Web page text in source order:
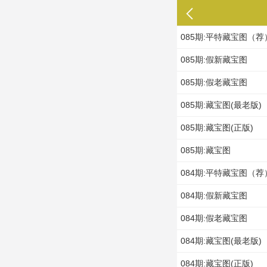
085期:平特藏宝图（荐）
085期:假新藏宝图
085期:假老藏宝图
085期:藏宝图(最老版)
085期:藏宝图(正版)
085期:藏宝图
084期:平特藏宝图（荐）
084期:假新藏宝图
084期:假老藏宝图
084期:藏宝图(最老版)
084期:藏宝图(正版)